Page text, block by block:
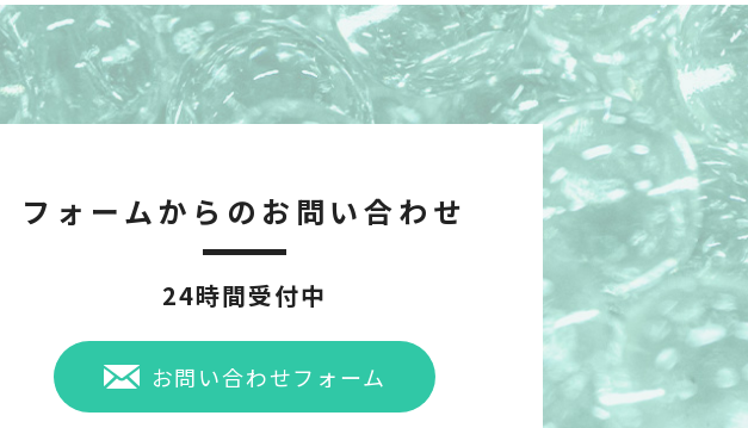
フォームからのお問い合わせ
24時間受付中
お問い合わせフォーム